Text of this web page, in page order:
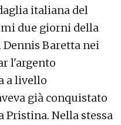
italiana del
due giorni della
Baretta nei
l'argento
a livello
già conquistato
Pristina. Nella stessa